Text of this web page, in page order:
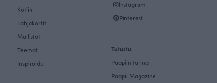
Kotiin
Lahjakortit
Mallistot
Teemat
Inspiroidu
Instagram
Pinterest
Tutustu
Paapiin tarina
Paapii Magazine